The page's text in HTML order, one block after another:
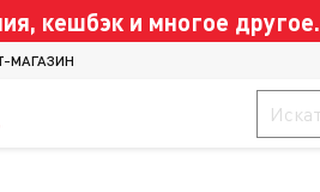
кешбэк и многое другое.
МАГАЗИН